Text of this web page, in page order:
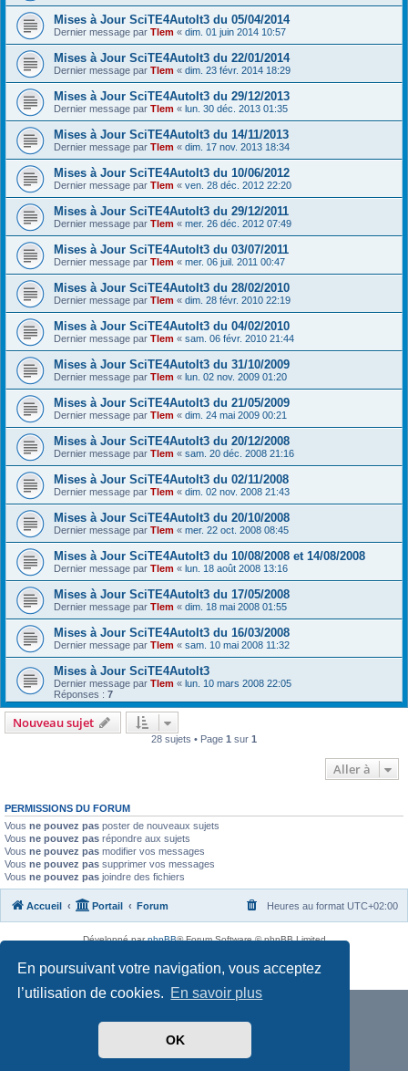
En poursuivant votre navigation, vous acceptez
l’utilisation de cookies. En savoir plus
OK
Mises à Jour SciTE4AutoIt3 du 05/04/2014
Dernier message par Tlem « dim. 01 juin 2014 10:57
Mises à Jour SciTE4AutoIt3 du 22/01/2014
Dernier message par Tlem « dim. 23 févr. 2014 18:29
Mises à Jour SciTE4AutoIt3 du 29/12/2013
Dernier message par Tlem « lun. 30 déc. 2013 01:35
Mises à Jour SciTE4AutoIt3 du 14/11/2013
Dernier message par Tlem « dim. 17 nov. 2013 18:34
Mises à Jour SciTE4AutoIt3 du 10/06/2012
Dernier message par Tlem « ven. 28 déc. 2012 22:20
Mises à Jour SciTE4AutoIt3 du 29/12/2011
Dernier message par Tlem « mer. 26 déc. 2012 07:49
Mises à Jour SciTE4AutoIt3 du 03/07/2011
Dernier message par Tlem « mer. 06 juil. 2011 00:47
Mises à Jour SciTE4AutoIt3 du 28/02/2010
Dernier message par Tlem « dim. 28 févr. 2010 22:19
Mises à Jour SciTE4AutoIt3 du 04/02/2010
Dernier message par Tlem « sam. 06 févr. 2010 21:44
Mises à Jour SciTE4AutoIt3 du 31/10/2009
Dernier message par Tlem « lun. 02 nov. 2009 01:20
Mises à Jour SciTE4AutoIt3 du 21/05/2009
Dernier message par Tlem « dim. 24 mai 2009 00:21
Mises à Jour SciTE4AutoIt3 du 20/12/2008
Dernier message par Tlem « sam. 20 déc. 2008 21:16
Mises à Jour SciTE4AutoIt3 du 02/11/2008
Dernier message par Tlem « dim. 02 nov. 2008 21:43
Mises à Jour SciTE4AutoIt3 du 20/10/2008
Dernier message par Tlem « mer. 22 oct. 2008 08:45
Mises à Jour SciTE4AutoIt3 du 10/08/2008 et 14/08/2008
Dernier message par Tlem « lun. 18 août 2008 13:16
Mises à Jour SciTE4AutoIt3 du 17/05/2008
Dernier message par Tlem « dim. 18 mai 2008 01:55
Mises à Jour SciTE4AutoIt3 du 16/03/2008
Dernier message par Tlem « sam. 10 mai 2008 11:32
Mises à Jour SciTE4AutoIt3
Dernier message par Tlem « lun. 10 mars 2008 22:05
Réponses : 7
Nouveau sujet
28 sujets • Page 1 sur 1
Aller à
PERMISSIONS DU FORUM
Vous ne pouvez pas poster de nouveaux sujets
Vous ne pouvez pas répondre aux sujets
Vous ne pouvez pas modifier vos messages
Vous ne pouvez pas supprimer vos messages
Vous ne pouvez pas joindre des fichiers
Accueil Portail Forum Heures au format UTC+02:00
Développé parphpBB® Forum Software © phpBB Limited
Confidentialité| Conditions